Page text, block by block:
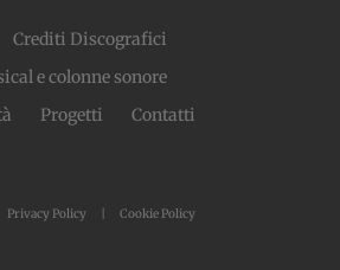
Crediti Discografici
e colonne sonore
Progetti Contatti
Privacy Policy Cookie Policy